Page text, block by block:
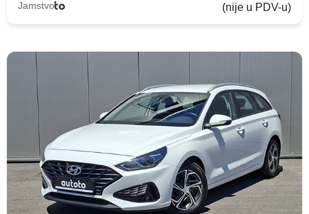
Jamstvo
(nije u PDV-u)